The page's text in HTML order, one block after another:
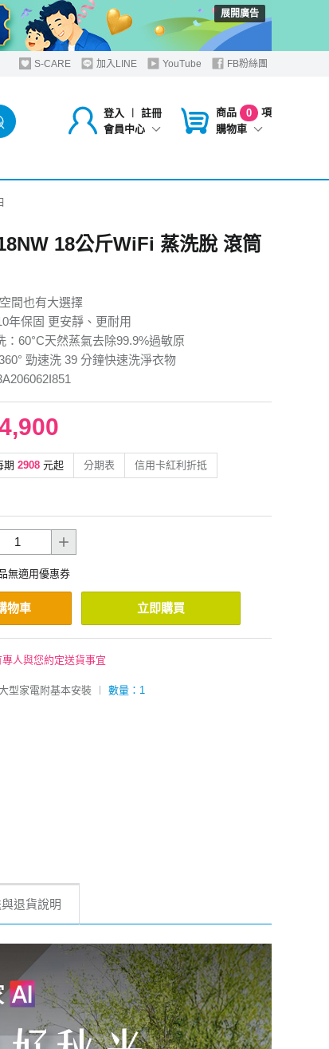
展開廣告
S-CARE 加入LINE YouTube FB粉絲團
登入 ︱
註冊
會員中心
商品 0
項
購物車
18公斤WiFi 蒸洗脫 滾筒
間也有大選擇
年保固 更安靜、更耐用
60°C天然蒸氣去除99.9%過敏原
勁速洗 39 分鐘快速洗淨衣物
期 2908 元起 分期表 信用卡紅利折抵
無適用優惠券
物車 立即購買
人與您約定送貨事宜
型家電附基本安裝 ︱ 數量：1
退貨說明